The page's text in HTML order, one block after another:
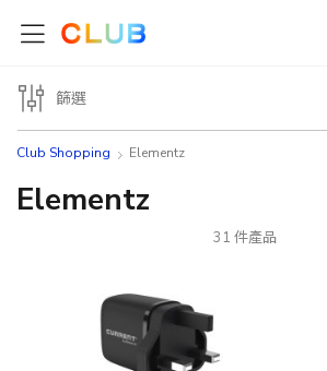
Club Shopping Elementz
Elementz
31 件產品
篩選